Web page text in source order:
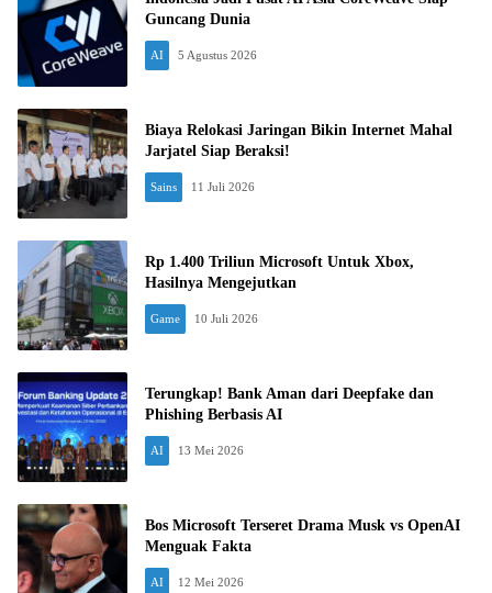
Guncang Dunia
AI 5 Agustus 2026
Biaya Relokasi Jaringan Bikin Internet Mahal
Jarjatel Siap Beraksi!
Sains 11 Juli 2026
Rp 1.400 Triliun Microsoft Untuk Xbox,
Hasilnya Mengejutkan
Game 10 Juli 2026
Terungkap! Bank Aman dari Deepfake dan
Phishing Berbasis AI
AI 13 Mei 2026
Bos Microsoft Terseret Drama Musk vs OpenAI
Menguak Fakta
AI 12 Mei 2026